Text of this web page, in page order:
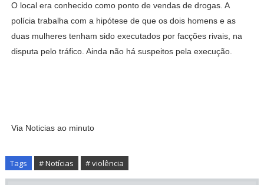
O local era conhecido como ponto de vendas de drogas. A
polícia trabalha com a hipótese de que os dois homens e as
duas mulheres tenham sido executados por facções rivais, na
disputa pelo tráfico. Ainda não há suspeitos pela execução.
Via Noticias ao minuto
Tags # Notícias # violência